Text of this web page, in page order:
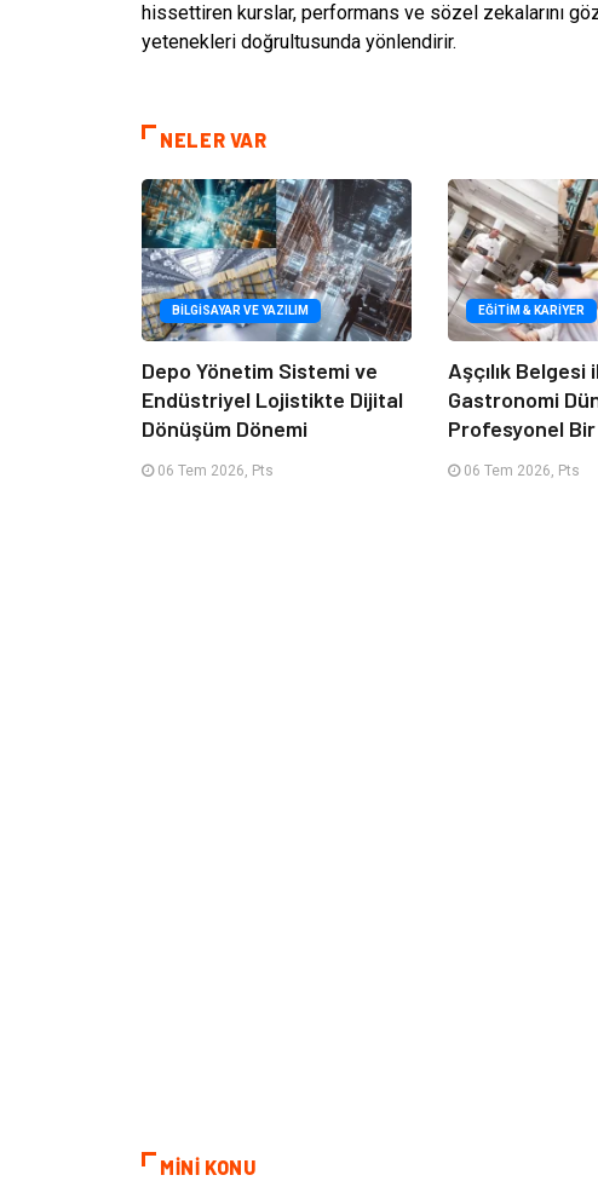
hissettiren kurslar, performans ve sözel zekalarını
yetenekleri doğrultusunda yönlendirir.
NELER VAR
BILGISAYAR VE YAZILIM
Depo Yönetim Sistemi ve
Endüstriyel Lojistikte Dijital
Dönüşüm Dönemi
06 Tem 2026, Pts
EĞITIM & KARIYER
Aşçılık Belgesi
Gastronomi
Profesyonel Bir
06 Tem 2026, Pts
MİNİ KONU